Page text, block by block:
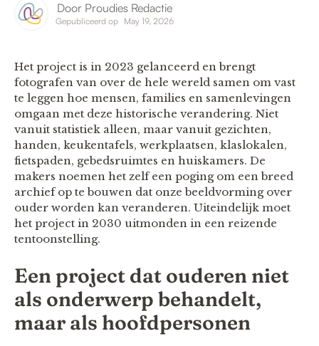
Door Proudies Redactie
Gepubliceerd op May 19, 2026
Het project is in 2023 gelanceerd en brengt
fotografen van over de hele wereld samen om vast
te leggen hoe mensen, families en samenlevingen
omgaan met deze historische verandering. Niet
vanuit statistiek alleen, maar vanuit gezichten,
handen, keukentafels, werkplaatsen, klaslokalen,
fietspaden, gebedsruimtes en huiskamers. De
makers noemen het zelf een poging om een breed
archief op te bouwen dat onze beeldvorming over
ouder worden kan veranderen. Uiteindelijk moet
het project in 2030 uitmonden in een reizende
tentoonstelling.
Een project dat ouderen niet
als onderwerp behandelt,
maar als hoofdpersonen